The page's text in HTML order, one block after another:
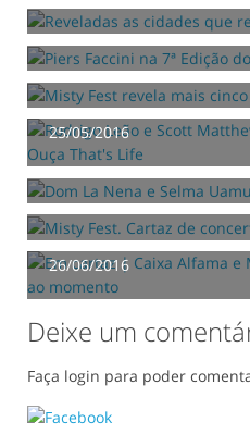
Fest
11/05/2016
Misty Fest revela mais
Edição
18/05/2016
Rodrigo Leão e Scott
Ouça That's Life
25/05/2016
Dom La Nena e Selma
2016
10/06/2016
Misty Fest. Cartaz de
crescer.
17/06/2016
Em cartaz | Caixa Alfama e
até ao momento
26/06/2016
Deixe um
Faça login para poder